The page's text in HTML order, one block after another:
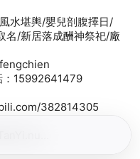
水堪輿/嬰兒剖腹擇日/
名/新居落成酬神祭祀/廠
15992641479
382814305